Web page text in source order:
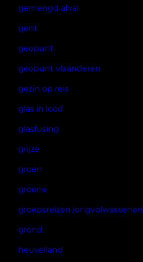
gemengd afval
gent
geopunt
geopunt vlaanderen
gezin op reis
glas in lood
glasfusing
grijze
groen
groene
groepsreizen jongvolwassenen
grond
heuvelland